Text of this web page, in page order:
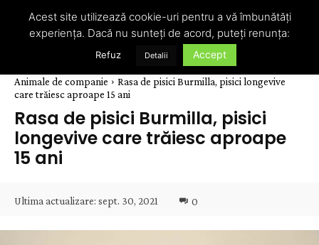
Animale de companie
Rasa de pisici Burmilla, pisici longevive
care trăiesc aproape 15 ani
Rasa de pisici Burmilla, pisici
longevive care trăiesc aproape
15 ani
Ultima actualizare: sept. 30, 2021 0
Acest site utilizează cookie-uri pentru a vă îmbunătăți
experiența. Dacă nu sunteți de acord, puteți renunța:
Refuz Detalii Accept